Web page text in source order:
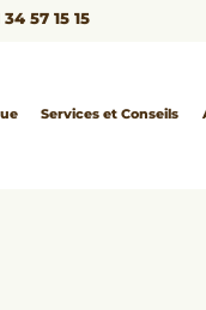
34 57 15 15
Services et Conseils